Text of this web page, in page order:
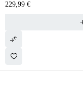
229,99 €